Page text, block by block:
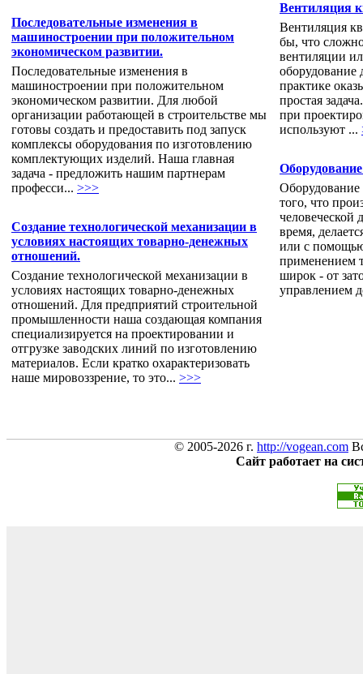
Последовательные изменения в
машиностроении при положительном
экономическом развитии.
Последовательные изменения в
машиностроении при положительном
экономическом развитии. Для любой
организации работающей в строительстве мы
готовы создать и предоставить под запуск
комплексы оборудования по изготовлению
комплектующих изделий. Наша главная
задача - предложить нашим партнерам
професси... >>>
Создание технологической механизации в
условиях настоящих товарно-денежных
отношений.
Создание технологической механизации в
условиях настоящих товарно-денежных
отношений. Для предприятий строительной
промышленности наша создающая компания
специализируется на проектировании и
отгрузке заводских линий по изготовлению
материалов. Если кратко охарактеризовать
наше мировоззрение, то это... >>>
Вентиляция
Вентиляция
бы, что
вентиляции
практике
простая
при
используют ...
Оборудование
того, что
человеческой
время,
или с
применением
широк - от
управлением
© 2005-2026 г. http://vogean.com
Сайт работает на